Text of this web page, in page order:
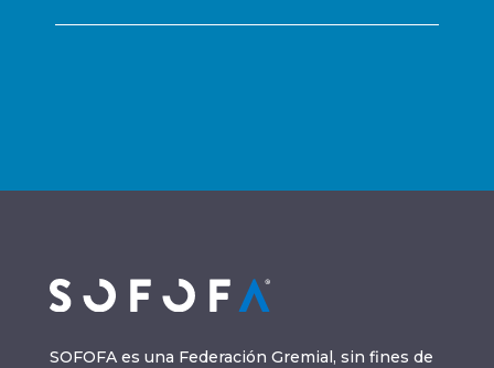
SOFOFA es una Federación Gremial, sin fines de